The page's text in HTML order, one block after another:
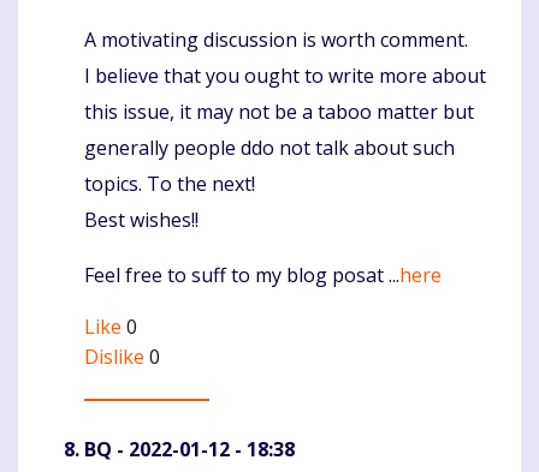
Komentaras
A motivating discussion is worth comment.
I believe that you ought to write more about
this issue, it may not be a taboo matter but
generally people ddo not talk about such
topics. To the next!
Best wishes!!
Feel free to suff to my blog posat ...here
Like 0
Dislike 0
BQ - 2022-01-12 - 18:38